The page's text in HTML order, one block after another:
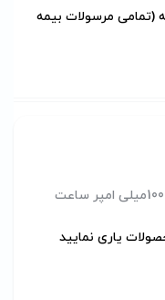
(تمامی مرسولات بیمه
یاری نمایید